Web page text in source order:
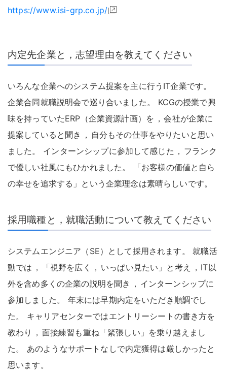
https://www.isi-grp.co.jp/
内定先企業と，志望理由を教えてください
いろんな企業へのシステム提案を主に行うIT企業です。
企業合同就職説明会で巡り合いました 。
KCGの授業で興
味を持っていたERP（企業資源計画）を ， 会社が企業に
提案していると聞き ， 自分もその仕事をやりたいと思い
ました 。 インターンシップに参加して感じた ， フランク
で優しい社風にもひかれました 。
「お客様の価値と自ら
の幸せを追求する」という企業理念は素晴らしいです。
採用職種と，就職活動について教えてください
システムエンジニア（SE）として採用されます 。
就職活
動では ， 「視野を広く ， いっぱい見たい」と考え ， IT以
外を含め多くの企業の説明を聞き ， インターンシップに
参加しました 。
年末には早期内定をいただき順調でし
た 。
キャリアセンターではエントリーシートの書き方を
教わり
， 面接練習も重ね「緊張しい」を乗り越えまし
た 。
あのようなサポートなしで内定獲得は厳しかったと
思います 。